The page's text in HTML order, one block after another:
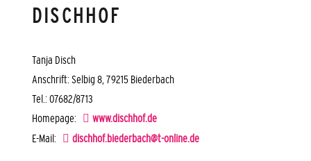
DISCHHOF
Tanja Disch
Anschrift: Selbig 8, 79215 Biederbach
Tel.: 07682/8713
Homepage:
www.dischhof.de
E-Mail:
dischhof.biederbach@t-online.de